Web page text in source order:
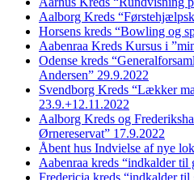
Aalborg Kreds
Horsens kreds “Bowling og
Aabenraa Kreds Kursus i
Odense kreds
Andersen” 29.9.2022
Svendborg Kreds “Lækker
23.9.+12.11.2022
Aalborg Kreds og
Ørnereservat” 17.9.2022
Åbent hus Indvielse af nye
Aabenraa kreds “indkalder til
Fredericia kreds “indkalder